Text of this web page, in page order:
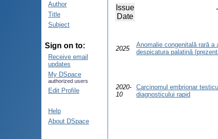
Author
Title
Subject
Sign on to:
Receive email
updates
My DSpace
authorized users
Edit Profile
Help
About DSpace
Issue
Date
2025
Anomalie congenitală rară a
despicatura palatină
2020-
10
Carcinomul embrionar
diagnosticului rapid